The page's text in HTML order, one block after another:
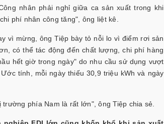
nhân phải nghỉ giữa ca sản xuất trong khi
phí nhân công tăng", ông liệt kê.
vì mừng, ông Tiệp bày tỏ nỗi lo vì điểm rơi sản
có thể tác động đến chất lượng, chi phí hàng
hết giờ trong ngày" do nhu cầu sử dụng vượt
tính, mỗi ngày thiếu 30,9 triệu kWh và ngày
phía Nam là rất lớn", ông Tiệp chia sẻ.